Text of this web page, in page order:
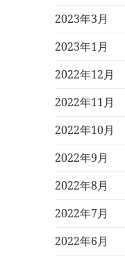
2023年3月
2023年1月
2022年12月
2022年11月
2022年10月
2022年9月
2022年8月
2022年7月
2022年6月